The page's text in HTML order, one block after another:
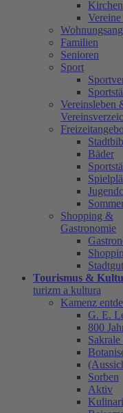
Kirchen
Familien
Senioren
Sport
Vereinsleben
Bäder
Shopping &
Gastronomie
Tourismus &
turizm a kultura
Kamenz
G. E.
800
Sakrale
Sorben
Aktiv